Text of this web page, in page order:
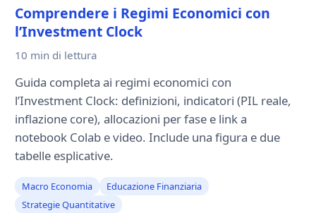
Comprendere i Regimi Economici con
l’Investment Clock
10 min di lettura
Guida completa ai regimi economici con
l’Investment Clock: definizioni, indicatori (PIL reale,
inflazione core), allocazioni per fase e link a
notebook Colab e video. Include una figura e due
tabelle esplicative.
Macro Economia
Educazione Finanziaria
Strategie Quantitative